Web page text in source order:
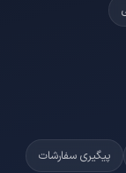
پیگیری سفارشات